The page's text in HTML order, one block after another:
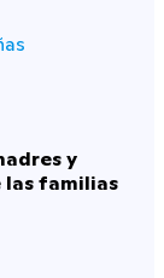
y
las familias